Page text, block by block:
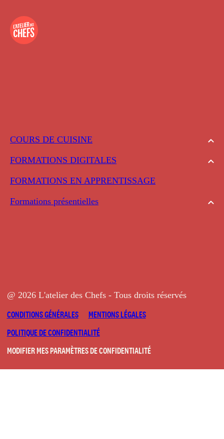
COURS DE CUISINE
FORMATIONS DIGITALES
FORMATIONS EN APPRENTISSAGE
Formations présentielles
@ 2026 L'atelier des Chefs - Tous droits réservés
CONDITIONS GÉNÉRALES
MENTIONS LÉGALES
POLITIQUE DE CONFIDENTIALITÉ
MODIFIER MES PARAMÈTRES DE CONFIDENTIALITÉ